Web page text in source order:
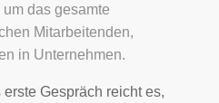
das gesamte
Mitarbeitenden,
in Unternehmen.
Gespräch reicht es,